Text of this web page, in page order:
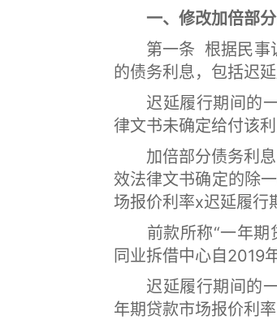
一、修改加倍部分
第一条 根据民事诉
的债务利息，包括迟
迟延履行期间的一
律文书未确定给付该
加倍部分债务利息
效法律文书确定的除
场报价利率x迟延履行
前款所称“一年期
同业拆借中心自2019
迟延履行期间的一
年期贷款市场报价利